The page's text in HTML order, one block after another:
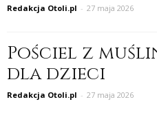
Redakcja Otoli.pl - 27 maja 2026
Pościel z
dla dzieci
Redakcja Otoli.pl - 27 maja 2026